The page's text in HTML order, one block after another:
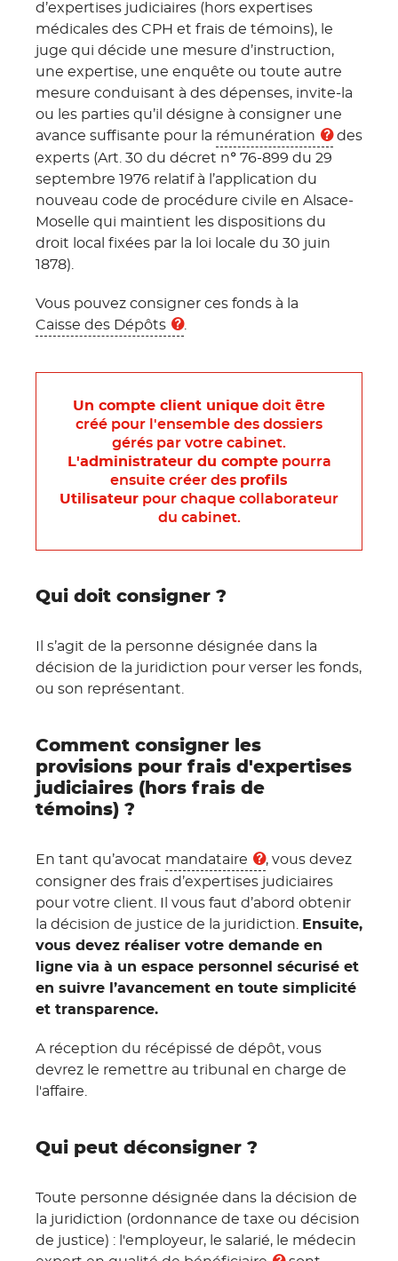
d’expertises judiciaires (hors expertises
médicales des CPH et frais de témoins), le
juge qui décide une mesure d’instruction,
une expertise, une enquête ou toute autre
mesure conduisant à des dépenses, invite-la
ou les parties qu’il désigne à consigner une
avance suffisante pour la rémunération
des
experts (Art. 30 du décret n° 76-899 du 29
septembre 1976 relatif à l’application du
nouveau code de procédure civile en Alsace-
Moselle qui maintient les dispositions du
droit local fixées par la loi locale du 30 juin
1878).
Vous pouvez consigner ces fonds à la
Caisse des Dépôts
.
Un compte client unique doit ¨être
créé pour l'ensemble des dossiers
gérés par votre cabinet.
L'administrateur du comptepourra
ensuite créer des profils
Utilisateur pour chaque collaborateur
du cabinet.
Qui doit consigner ?
Il s’agit de la personne désignée dans la
décision de la juridiction pour verser les fonds,
ou son représentant.
Comment consigner les
provisions pour frais d'expertises
judiciaires (hors frais de
témoins) ?
En tant qu’avocat mandataire
, vous devez
consigner des frais d’expertises judiciaires
pour votre client. Il vous faut d’abord obtenir
la décision de justice de la juridiction.
Ensuite,
vous devez réaliser votre demande en
ligne via à un espace personnel sécurisé et
en suivre l’avancement en toute simplicité
et transparence.
A réception du récépissé de dépôt, vous
devrez le remettre au tribunal en charge de
l'affaire.
Qui peut déconsigner ?
Toute personne désignée dans la décision de
la juridiction (ordonnance de taxe ou décision
de justice) : l'employeur, le salarié, le médecin